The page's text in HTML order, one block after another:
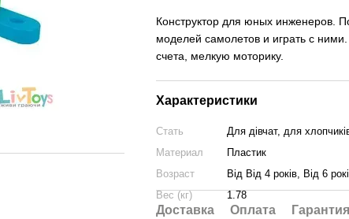
Конструктор для юных инженеров.
моделей самолетов и играть с
счета, мелкую моторику.
Характеристики
Стать
Для дівчат, для
Материал
Пластик
Возраст
Від Від 4 років, Від 6
Вес (кг)
1.78
Доставка Оплата Гарантия